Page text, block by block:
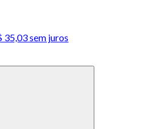
35,03 sem juros